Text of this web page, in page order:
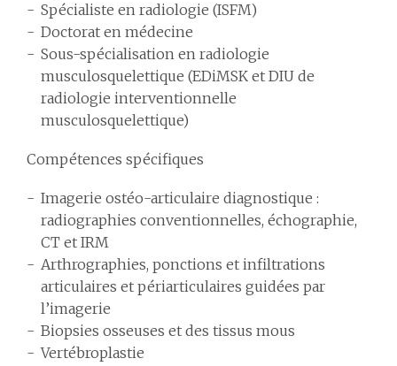
Spécialiste en radiologie (ISFM)
Doctorat en médecine
Sous-spécialisation en radiologie
musculosquelettique (EDiMSK et DIU de
radiologie interventionnelle
musculosquelettique)
Compétences spécifiques
Imagerie ostéo-articulaire diagnostique :
radiographies conventionnelles, échographie,
CT et IRM
Arthrographies, ponctions et infiltrations
articulaires et périarticulaires guidées par
l’imagerie
Biopsies osseuses et des tissus mous
Vertébroplastie